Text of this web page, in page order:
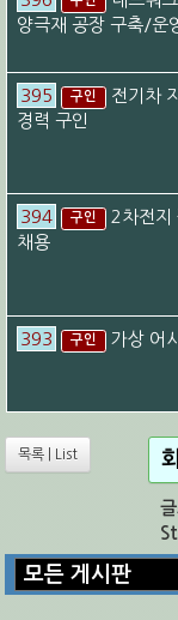
양극재 공장 구축/
395 구인
전기차
경력 구인
394 구인
2차전지
채용
393 구인 가상 어
목록 | List